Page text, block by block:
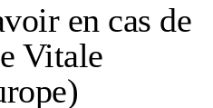
en cas de
Vitale